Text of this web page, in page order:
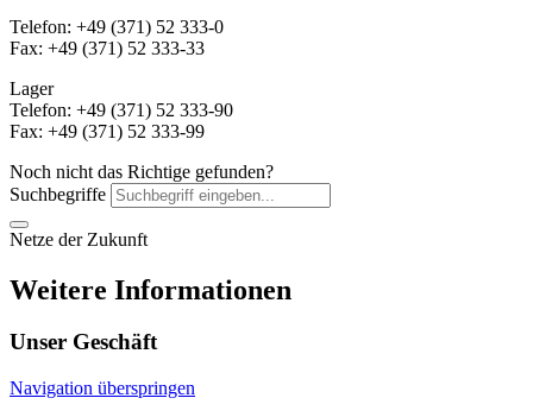
Telefon: +49 (371) 52 333-0
Fax: +49 (371) 52 333-33
Lager
Telefon: +49 (371) 52 333-90
Fax: +49 (371) 52 333-99
Noch nicht das Richtige gefunden?
Suchbegriffe
Netze der Zukunft
Weitere Informationen
Unser Geschäft
Navigation überspringen